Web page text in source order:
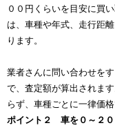
００円くらいを目安に買
は、車種や年式、走行距
ります。
業者さんに問い合わせを
で、査定額が算出されま
らず、車種ごとに一律価
ポイント２ 車を０～２０